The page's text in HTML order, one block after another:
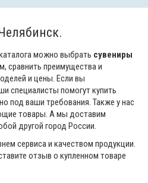
можно выбрать сувениры
сравнить преимущества и
и цены. Если вы
специалисты помогут купить
под ваши требования. Также у нас
товары. А мы доставим
другой город России.
сервиса и качеством продукции.
отзыв о купленном товаре